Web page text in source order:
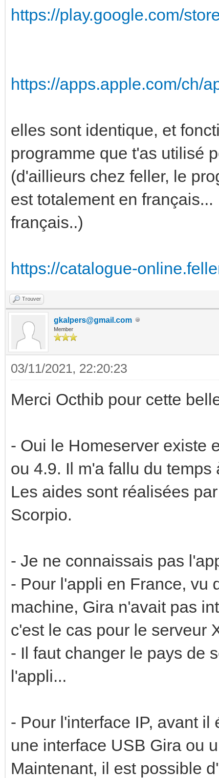
https://play.google.com/
https://apps.apple.com/ch/
elles sont identique, et
programme que t'as utilisé
(d'aillieurs chez feller, le
est totalement en
français..)
https://catalogue-
Trouver
gkalpers@gmail.com
Member
03/11/2021, 22:20:23
Merci Octhib pour cette
- Oui le Homeserver existe
ou 4.9. Il m'a fallu du temps
Les aides sont réalisées
Scorpio.
- Je ne connaissais pas
- Pour l'appli en France, vu
machine, Gira n'avait pas
c'est le cas pour le serveur
- Il faut changer le pays de
l'appli...
- Pour l'interface IP, avant
une interface USB Gira ou
Maintenant, il est possible